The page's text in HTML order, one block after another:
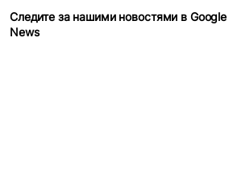
Следите за нашими новостями в Google
News